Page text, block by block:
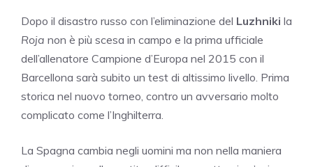
Dopo il disastro russo con l’eliminazione del Luzhniki la
Roja non è più scesa in campo e la prima ufficiale
dell’allenatore Campione d’Europa nel 2015 con il
Barcellona sarà subito un test di altissimo livello. Prima
storica nel nuovo torneo, contro un avversario molto
complicato come l’Inghilterra.
La Spagna cambia negli uomini ma non nella maniera